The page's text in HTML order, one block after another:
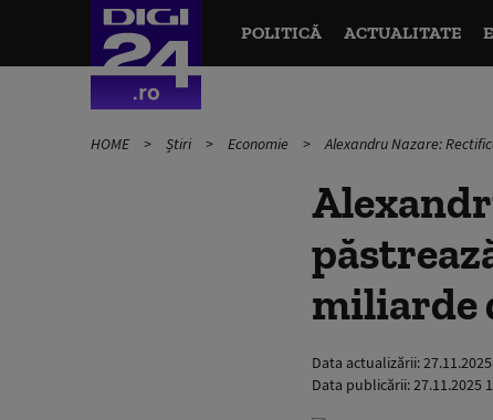
POLITICĂ ACTUALITATE
HOME Știri Economie Alexandru Nazare:
miliarde
Data actualizării:
Data publicării:27.11.2025